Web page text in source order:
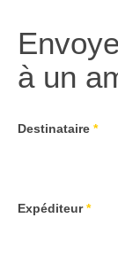
à un
Destinataire *
Expéditeur*